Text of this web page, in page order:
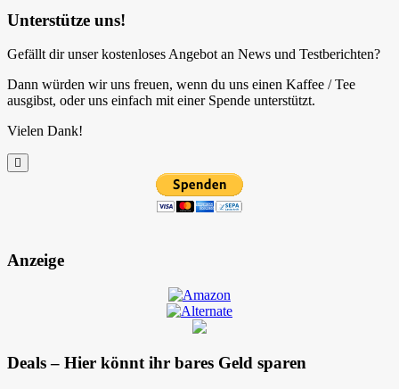
Unterstütze uns!
Gefällt dir unser kostenloses Angebot an News und Testberichten?
Dann würden wir uns freuen, wenn du uns einen Kaffee / Tee
ausgibst, oder uns einfach mit einer Spende unterstützt.
Vielen Dank!
Anzeige
Deals – Hier könnt ihr bares Geld sparen